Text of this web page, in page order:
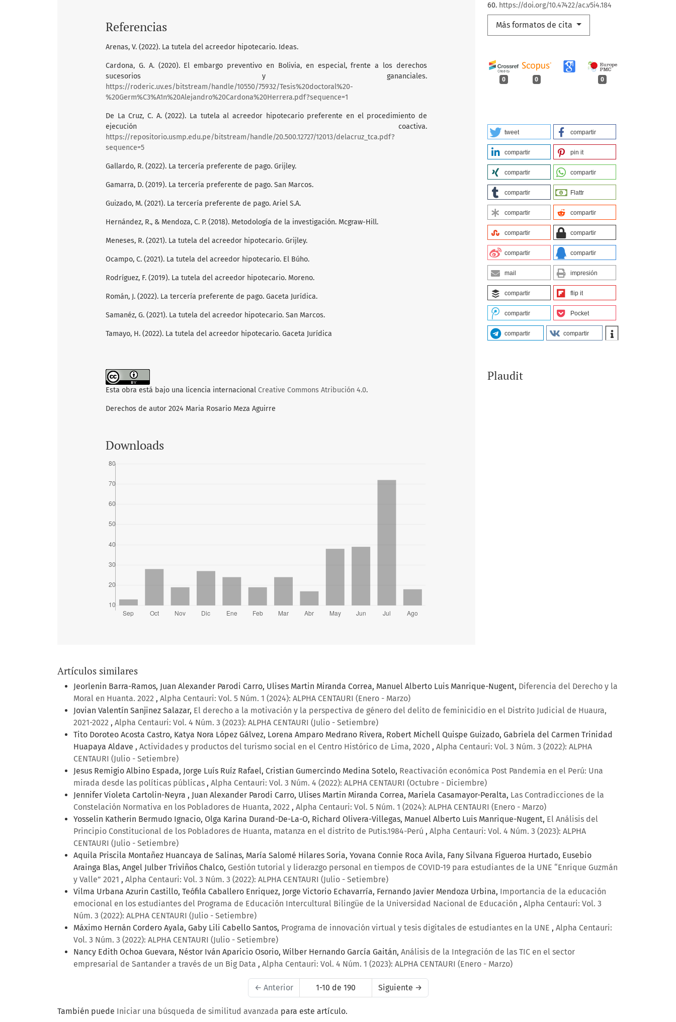
60. https://doi.org/10.47422/ac.v5i4.184
Más formatos de cita
0 0 0
tweet compartir
compartir pin it
compartir compartir
compartir Flattr
compartir compartir
compartir compartir
compartir compartir
mail impresión
compartir flip it
compartir Pocket
compartir compartir
Plaudit
Referencias
Arenas, V. (2022). La tutela del acreedor hipotecario. Ideas.
Cardona, G. A. (2020). El embargo preventivo en Bolivia, en especial, frente a los derechos
sucesorios y gananciales.
https://roderic.uv.es/bitstream/handle/10550/75932/Tesis%20doctoral%20-
%20Germ%C3%A1n%20Alejandro%20Cardona%20Herrera.pdf?sequence=1
De La Cruz, C. A. (2022). La tutela al acreedor hipotecario preferente en el procedimiento de
ejecución coactiva.
https://repositorio.usmp.edu.pe/bitstream/handle/20.500.12727/12013/delacruz_tca.pdf?
sequence=5
Gallardo, R. (2022). La tercería preferente de pago. Grijley.
Gamarra, D. (2019). La tercería preferente de pago. San Marcos.
Guizado, M. (2021). La tercería preferente de pago. Ariel S.A.
Hernández, R., & Mendoza, C. P. (2018). Metodología de la investigación. Mcgraw-Hill.
Meneses, R. (2021). La tutela del acreedor hipotecario. Grijley.
Ocampo, C. (2021). La tutela del acreedor hipotecario. El Búho.
Rodríguez, F. (2019). La tutela del acreedor hipotecario. Moreno.
Román, J. (2022). La tercería preferente de pago. Gaceta Jurídica.
Samanéz, G. (2021). La tutela del acreedor hipotecario. San Marcos.
Tamayo, H. (2022). La tutela del acreedor hipotecario. Gaceta Jurídica
Esta obra está bajo una licencia internacional Creative Commons Atribución 4.0.
Derechos de autor 2024 Maria Rosario Meza Aguirre
Downloads
Artículos similares
Jeorlenin Barra-Ramos, Juan Alexander Parodi Carro, Ulises Martin Miranda Correa, Manuel Alberto Luis Manrique-Nugent, Diferencia del Derecho y la
Moral en Huanta. 2022 , Alpha Centauri: Vol. 5 Núm. 1 (2024): ALPHA CENTAURI (Enero - Marzo)
Jovian Valentín Sanjinez Salazar, El derecho a la motivación y la perspectiva de género del delito de feminicidio en el Distrito Judicial de Huaura,
2021-2022 , Alpha Centauri: Vol. 4 Núm. 3 (2023): ALPHA CENTAURI (Julio - Setiembre)
Tito Doroteo Acosta Castro, Katya Nora López Gálvez, Lorena Amparo Medrano Rivera, Robert Michell Quispe Guizado, Gabriela del Carmen Trinidad
Huapaya Aldave , Actividades y productos del turismo social en el Centro Histórico de Lima, 2020 , Alpha Centauri: Vol. 3 Núm. 3 (2022): ALPHA
CENTAURI (Julio - Setiembre)
Jesus Remigio Albino Espada, Jorge Luís Ruíz Rafael, Cristian Gumercindo Medina Sotelo, Reactivación económica Post Pandemia en el Perú: Una
mirada desde las políticas públicas , Alpha Centauri: Vol. 3 Núm. 4 (2022): ALPHA CENTAURI (Octubre - Diciembre)
Jennifer Violeta Cartolin-Neyra , Juan Alexander Parodi Carro, Ulises Martin Miranda Correa, Mariela Casamayor-Peralta, Las Contradicciones de la
Constelación Normativa en los Pobladores de Huanta, 2022 , Alpha Centauri: Vol. 5 Núm. 1 (2024): ALPHA CENTAURI (Enero - Marzo)
Yosselin Katherin Bermudo Ignacio, Olga Karina Durand-De-La-O, Richard Olivera-Villegas, Manuel Alberto Luis Manrique-Nugent, El Análisis del
Principio Constitucional de los Pobladores de Huanta, matanza en el distrito de Putis.1984-Perú , Alpha Centauri: Vol. 4 Núm. 3 (2023): ALPHA
CENTAURI (Julio - Setiembre)
Aquila Priscila Montañez Huancaya de Salinas, María Salomé Hilares Soria, Yovana Connie Roca Avila, Fany Silvana Figueroa Hurtado, Eusebio
Arainga Blas, Angel Julber Triviños Chalco, Gestión tutorial y liderazgo personal en tiempos de COVID-19 para estudiantes de la UNE “Enrique Guzmán
y Valle” 2021 , Alpha Centauri: Vol. 3 Núm. 3 (2022): ALPHA CENTAURI (Julio - Setiembre)
Vilma Urbana Azurin Castillo, Teófila Caballero Enriquez, Jorge Victorio Echavarría, Fernando Javier Mendoza Urbina, Importancia de la educación
emocional en los estudiantes del Programa de Educación Intercultural Bilingüe de la Universidad Nacional de Educación , Alpha Centauri: Vol. 3
Núm. 3 (2022): ALPHA CENTAURI (Julio - Setiembre)
Máximo Hernán Cordero Ayala, Gaby Lili Cabello Santos, Programa de innovación virtual y tesis digitales de estudiantes en la UNE , Alpha Centauri:
Vol. 3 Núm. 3 (2022): ALPHA CENTAURI (Julio - Setiembre)
Nancy Edith Ochoa Guevara, Néstor Iván Aparicio Osorio, Wilber Hernando García Gaitán, Análisis de la Integración de las TIC en el sector
empresarial de Santander a través de un Big Data , Alpha Centauri: Vol. 4 Núm. 1 (2023): ALPHA CENTAURI (Enero - Marzo)
← Anterior 1-10 de 190 Siguiente →
También puede Iniciar una búsqueda de similitud avanzada para este artículo.